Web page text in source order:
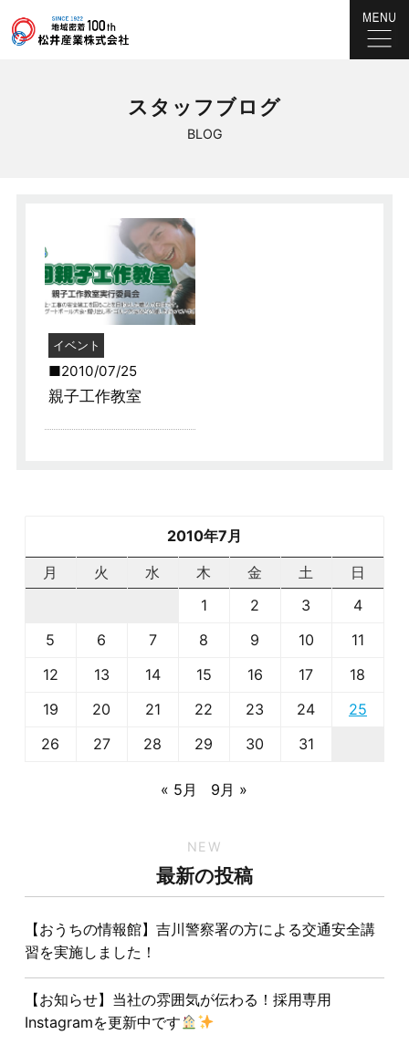
BLOG
スタッフブログ
イベント
2010/07/25
親子工作教室
2010年7月
月
火 水 木 金 土
日
1
2 3
4
5
6 7 8 9 10
11
12
13 14 15 16 17
18
19
20 21 22 23 24
25
26
27 28 29 30 31
« 5月 9月 »
NEW
最新の投稿
【おうちの情報館】吉川警察署の方による交通安全講
習を実施しました！
【お知らせ】当社の雰囲気が伝わる！採用専用
Instagramを更新中です